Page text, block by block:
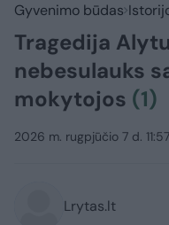
Gyvenimo būdas
Tragedija
nebesulauks
mokytojos (1)
2026 m. rugpjūčio 7 d. 11:57
Lrytas.lt